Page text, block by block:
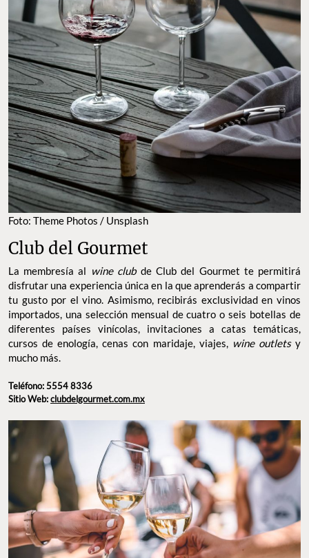
Foto: Theme Photos / Unsplash
Club del Gourmet
La membresía al wine clubde Club del Gourmet te permitirá
disfrutar una experiencia única en la que aprenderás a compartir
tu gusto por el vino. Asimismo, recibirás exclusividad en vinos
importados, una selección mensual de cuatro o seis botellas de
diferentes países vinícolas, invitaciones a catas temáticas,
cursos de enología, cenas con maridaje, viajes, wine outletsy
mucho más.
Teléfono: 5554 8336
Sitio Web:clubdelgourmet.com.mx